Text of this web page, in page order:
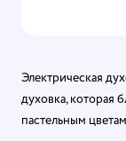
Электрическая
духовка, которая
пастельным